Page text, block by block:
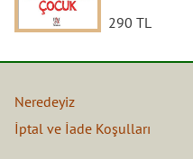
290 TL
Neredeyiz
İptal ve İade Koşulları